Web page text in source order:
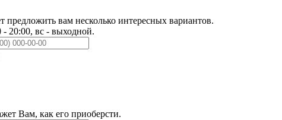
вам несколько интересных вариантов.
- 20:00, вс - выходной.
Вам, как его приоберсти.